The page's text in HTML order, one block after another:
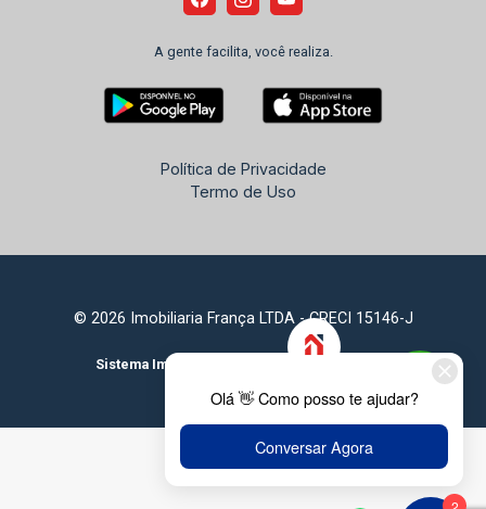
A gente facilita, você realiza.
Política de Privacidade
Termo de Uso
© 2026 Imobiliaria França LTDA - CRECI 15146-J
Sistema Imobiliário